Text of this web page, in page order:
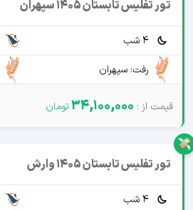
تور تفلیس تابستان 1405 سپهران
4 شب
رفت: سپهران
34,100,000
تور تفلیس تابستان 1405 وارش
4 شب